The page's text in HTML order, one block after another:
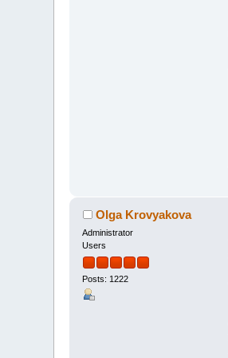
Olga Krovyakova
Administrator
Users
Posts: 1222